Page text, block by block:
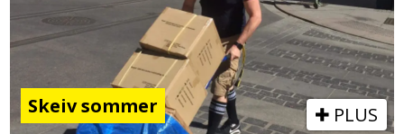
Skeiv sommer PLUS